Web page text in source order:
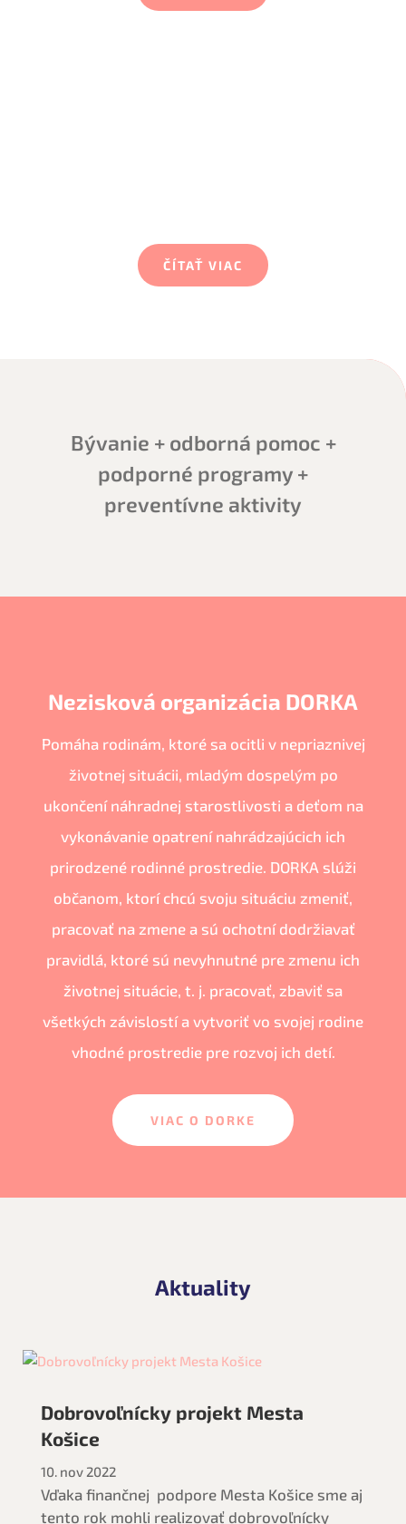
ČÍTAŤ VIAC
Bývanie + odborná pomoc +
podporné programy +
preventívne aktivity
Nezisková organizácia DORKA
Pomáha rodinám, ktoré sa ocitli v nepriaznivej
životnej situácii, mladým dospelým po
ukončení náhradnej starostlivosti a deťom na
vykonávanie opatrení nahrádzajúcich ich
prirodzené rodinné prostredie. DORKA slúži
občanom, ktorí chcú svoju situáciu zmeniť,
pracovať na zmene a sú ochotní dodržiavať
pravidlá, ktoré sú nevyhnutné pre zmenu ich
životnej situácie, t. j. pracovať, zbaviť sa
všetkých závislostí a vytvoriť vo svojej rodine
vhodné prostredie pre rozvoj ich detí.
VIAC O DORKE
Aktuality
Dobrovoľnícky projekt Mesta
Košice
10. nov 2022
Vďaka finančnej podpore Mesta Košice sme aj
tento rok mohli realizovať dobrovoľnícky